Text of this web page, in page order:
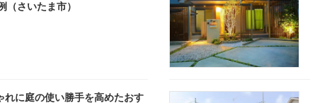
（さいたま市）
れに庭の使い勝手を高めたおす